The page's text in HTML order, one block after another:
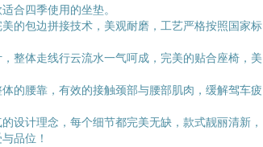
合四季使用的坐垫。
的包边拼接技术，美观耐磨，工艺严格按照国家标
整体走线行云流水一气呵成，完美的贴合座椅，美
的腰靠，有效的接触颈部与腰部肌肉，缓解驾车疲
设计理念，每个细节都完美无缺，款式靓丽清新，
品位！